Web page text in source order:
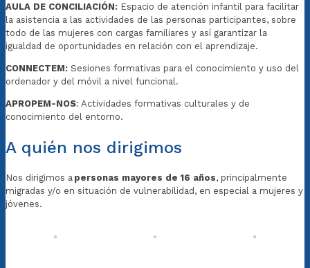
AULA DE CONCILIACIÓN: Espacio de atención infantil para facilitar
la asistencia a las actividades de las personas participantes, sobre
todo de las mujeres con cargas familiares y así garantizar la
igualdad de oportunidades en relación con el aprendizaje.
CONNECTEM: Sesiones formativas para el conocimiento y uso del
ordenador y del móvil a nivel funcional.
APROPEM-NOS: Actividades formativas culturales y de
conocimiento del entorno.
A quién nos dirigimos
Nos dirigimos a personas mayores de 16 años, principalmente
migradas y/o en situación de vulnerabilidad, en especial a mujeres y
jóvenes.